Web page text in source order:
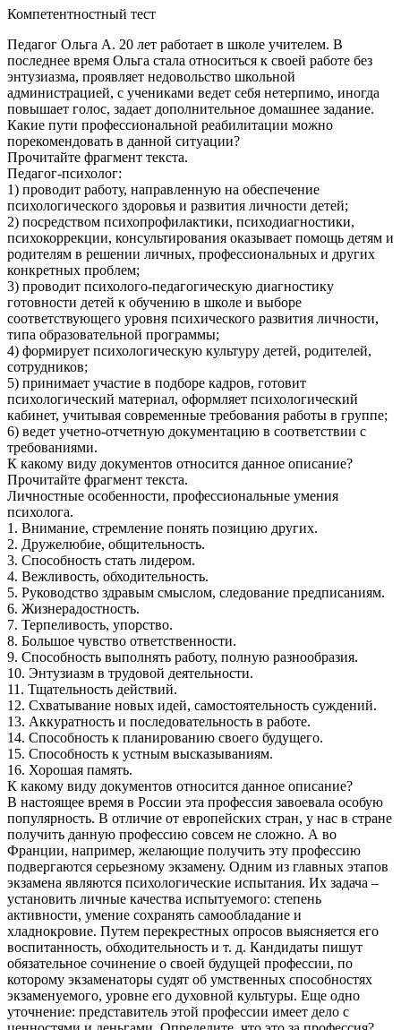
Компетентностный тест
Педагог Ольга А. 20 лет работает в школе учителем. В
последнее время Ольга стала относиться к своей работе без
энтузиазма, проявляет недовольство школьной
администрацией, с учениками ведет себя нетерпимо, иногда
повышает голос, задает дополнительное домашнее задание.
Какие пути профессиональной реабилитации можно
порекомендовать в данной ситуации?
Прочитайте фрагмент текста.
Педагог-психолог:
1) проводит работу, направленную на обеспечение
психологического здоровья и развития личности детей;
2) посредством психопрофилактики, психодиагностики,
психокоррекции, консультирования оказывает помощь детям и
родителям в решении личных, профессиональных и других
конкретных проблем;
3) проводит психолого-педагогическую диагностику
готовности детей к обучению в школе и выборе
соответствующего уровня психического развития личности,
типа образовательной программы;
4) формирует психологическую культуру детей, родителей,
сотрудников;
5) принимает участие в подборе кадров, готовит
психологический материал, оформляет психологический
кабинет, учитывая современные требования работы в группе;
6) ведет учетно-отчетную документацию в соответствии с
требованиями.
К какому виду документов относится данное описание?
Прочитайте фрагмент текста.
Личностные особенности, профессиональные умения
психолога.
1. Внимание, стремление понять позицию других.
2. Дружелюбие, общительность.
3. Способность стать лидером.
4. Вежливость, обходительность.
5. Руководство здравым смыслом, следование предписаниям.
6. Жизнерадостность.
7. Терпеливость, упорство.
8. Большое чувство ответственности.
9. Способность выполнять работу, полную разнообразия.
10. Энтузиазм в трудовой деятельности.
11. Тщательность действий.
12. Схватывание новых идей, самостоятельность суждений.
13. Аккуратность и последовательность в работе.
14. Способность к планированию своего будущего.
15. Способность к устным высказываниям.
16. Хорошая память.
К какому виду документов относится данное описание?
В настоящее время в России эта профессия завоевала особую
популярность. В отличие от европейских стран, у нас в стране
получить данную профессию совсем не сложно. А во
Франции, например, желающие получить эту профессию
подвергаются серьезному экзамену. Одним из главных этапов
экзамена являются психологические испытания. Их задача –
установить личные качества испытуемого: степень
активности, умение сохранять самообладание и
хладнокровие. Путем перекрестных опросов выясняется его
воспитанность, обходительность и т. д. Кандидаты пишут
обязательное сочинение о своей будущей профессии, по
которому экзаменаторы судят об умственных способностях
экзаменуемого, уровне его духовной культуры. Еще одно
уточнение: представитель этой профессии имеет дело с